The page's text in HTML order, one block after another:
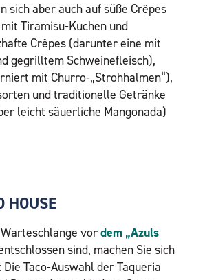
sich aber auch auf süße Crêpes
Tiramisu-Kuchen und
Crêpes (darunter eine mit
gegrilltem Schweinefleisch),
mit Churro-„Strohhalmen“),
und traditionelle Getränke
leicht säuerliche Mangonada)
HOUSE
vordem „Azuls
sind, machen Sie sich
Die Taco-Auswahl der Taqueria